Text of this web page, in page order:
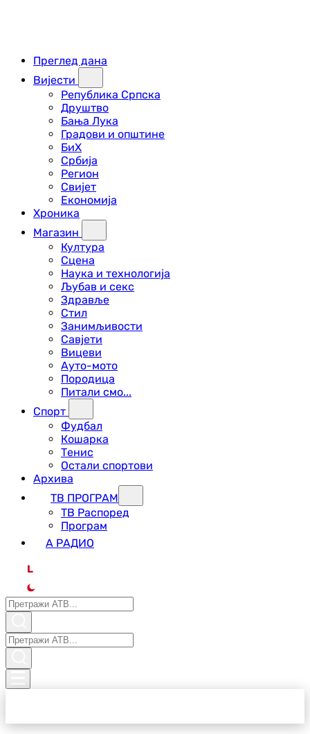
Преглед дана
Вијести
Република Српска
Друштво
Бања Лука
Градови и општине
БиХ
Србија
Регион
Свијет
Економија
Хроника
Магазин
Култура
Сцена
Наука и технологија
Љубав и секс
Здравље
Стил
Занимљивости
Савјети
Вицеви
Ауто-мото
Породица
Питали смо...
Спорт
Фудбал
Кошарка
Тенис
Остали спортови
Архива
ТВ ПРОГРАМ
ТВ Распоред
Програм
А РАДИО
L